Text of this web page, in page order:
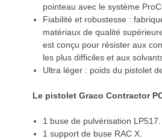
pointeau avec le système
Fiabilité et robustesse :
matériaux de qualité
est conçu pour résister aux
les plus difficiles et aux
Ultra léger : poids du pistolet
Le pistolet Graco Contractor
1 buse de pulvérisation LP517.
1 support de buse RAC X.